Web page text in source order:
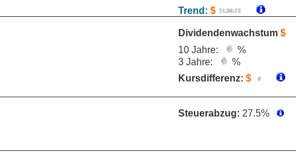
Trend: $
Dividendenwachstum $
10 Jahre:
%
3 Jahre:
%
Kursdifferenz: $
Steuerabzug: 27.5%